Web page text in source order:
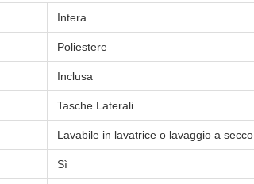
Intera
Poliestere
Inclusa
Tasche Laterali
Lavabile in lavatrice o lavaggio a secco
Sì